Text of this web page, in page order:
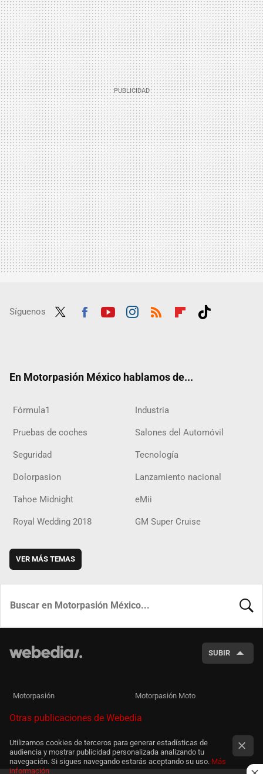
Síguenos
En Motorpasión México hablamos de...
Fórmula1 Industria
Pruebas de coches Salones del Automóvil
Seguridad Tecnología
Dolorpasion Lanzamiento nacional
Tahoe Midnight eMii
Royal Wedding 2018 GM Super Cruise
VER MÁS TEMAS
SUBIR
Motorpasión Motorpasión Moto
Otras publicaciones de Webedia
Utilizamos cookies de terceros para generar estadísticas de
audiencia y mostrar publicidad personalizada analizando tu
navegación. Si sigues navegando estarás aceptando su uso. Más
información